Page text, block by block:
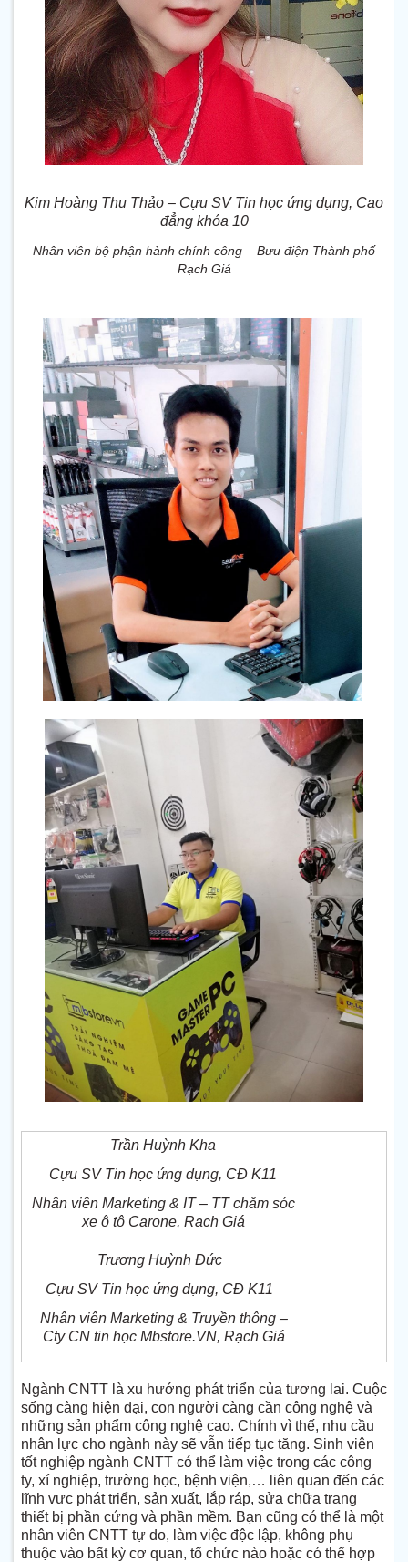
Kim Hoàng Thu Thảo – Cựu SV Tin học ứng dụng, Cao
đẳng khóa 10
Nhân viên bộ phận hành chính công – Bưu điện Thành phố
Rạch Giá
Trần Huỳnh Kha
Cựu SV Tin học ứng dụng, CĐ K11
Nhân viên Marketing & IT – TT chăm sóc
xe ô tô Carone, Rạch Giá
Trương Huỳnh Đức
Cựu SV Tin học ứng dụng, CĐ K11
Nhân viên Marketing & Truyền thông –
Cty CN tin học Mbstore.VN, Rạch Giá
Ngành CNTT là xu hướng phát triển của tương lai. Cuộc
sống càng hiện đại, con người càng cần công nghệ và
những sản phẩm công nghệ cao. Chính vì thế, nhu cầu
nhân lực cho ngành này sẽ vẫn tiếp tục tăng. Sinh viên
tốt nghiệp ngành CNTT có thể làm việc trong các công
ty, xí nghiệp, trường học, bệnh viện,… liên quan đến các
lĩnh vực phát triển, sản xuất, lắp ráp, sửa chữa trang
thiết bị phần cứng và phần mềm. Bạn cũng có thể là một
nhân viên CNTT tự do, làm việc độc lập, không phụ
thuộc vào bất kỳ cơ quan, tổ chức nào hoặc có thể hợp